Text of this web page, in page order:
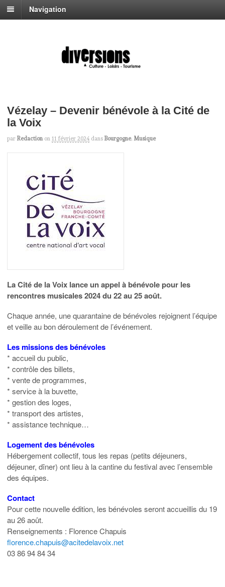
Navigation
Vézelay – Devenir bénévole à la Cité de
la Voix
par Redaction on 11 février 2024 dans Bourgogne, Musique
La Cité de la Voix lance un appel à bénévole pour les
rencontres musicales 2024 du 22 au 25 août.
Chaque année, une quarantaine de bénévoles rejoignent l’équipe
et veille au bon déroulement de l’événement.
Les missions des bénévoles
* accueil du public,
* contrôle des billets,
* vente de programmes,
* service à la buvette,
* gestion des loges,
* transport des artistes,
* assistance technique…
Logement des bénévoles
Hébergement collectif, tous les repas (petits déjeuners,
déjeuner, dîner) ont lieu à la cantine du festival avec l’ensemble
des équipes.
Contact
Pour cette nouvelle édition, les bénévoles seront accueillis du 19
au 26 août.
Renseignements : Florence Chapuis
florence.chapuis@acitedelavoix.net
03 86 94 84 34